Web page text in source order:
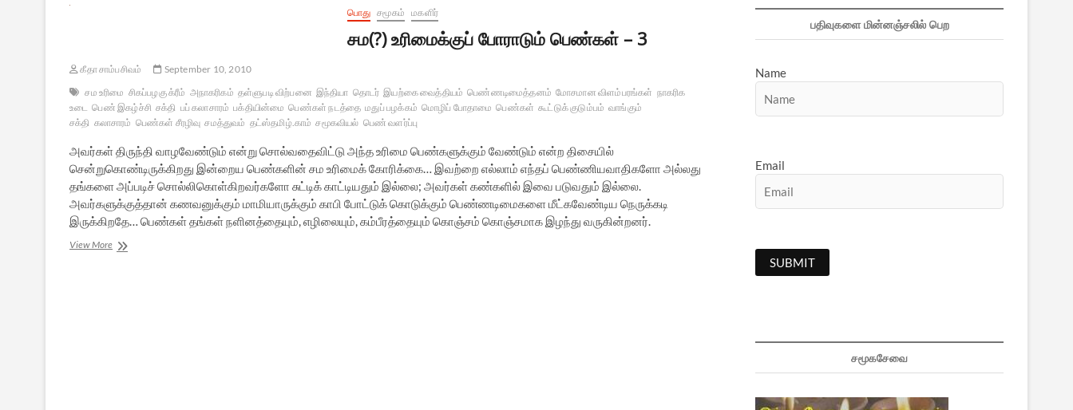
பொது சமூகம் மகளிர்
சம(?) உரிமைக்குப் போராடும் பெண்கள் – 3
கீதா சாம்பசிவம்
September 10, 2010
சம உரிமை சிகப்பழகு க்ரீம் அநாகரிகம் தள்ளுபடி விற்பனை இந்தியா தொடர் இயற்கை வைத்தியம் பெண்ணடிமைத்தனம் மோசமான விளம்பரங்கள் நாகரிக
உடை பெண் இகழ்ச்சி சக்தி பப் கலாசாரம் பக்தியின்மை பெண்கள் நடத்தை மதுப் பழக்கம் மொழிப் போதாமை பெண்கள் கூட்டுக் குடும்பம் வாங்கும்
சக்தி கலாசாரம் பெண்கள் சீரழிவு சமத்துவம் தட்ஸ்தமிழ்.காம் சமூகவியல் பெண் வளர்ப்பு
அவர்கள் திருந்தி வாழவேண்டும் என்று சொல்வதைவிட்டு அந்த உரிமை பெண்களுக்கும் வேண்டும் என்ற திசையில்
சென்றுகொண்டிருக்கிறது இன்றைய பெண்களின் சம உரிமைக் கோரிக்கை… இவற்றை எல்லாம் எந்தப் பெண்ணியவாதிகளோ அல்லது
தங்களை அப்படிச் சொல்லிகொள்கிறவர்களோ சுட்டிக் காட்டியதும் இல்லை; அவர்கள் கண்களில் இவை படுவதும் இல்லை.
அவர்களுக்குத்தான் கணவனுக்கும் மாமியாருக்கும் காபி போட்டுக் கொடுக்கும் பெண்ணடிமைகளை மீட்கவேண்டிய நெருக்கடி
இருக்கிறதே… பெண்கள் தங்கள் நளினத்தையும், எழிலையும், கம்பீரத்தையும் கொஞ்சம் கொஞ்சமாக இழந்து வருகின்றனர்.
View Moreசம(?)
பதிவுகளை மின்னஞ்சலில் பெற
Name
Email
சமூகசேவை